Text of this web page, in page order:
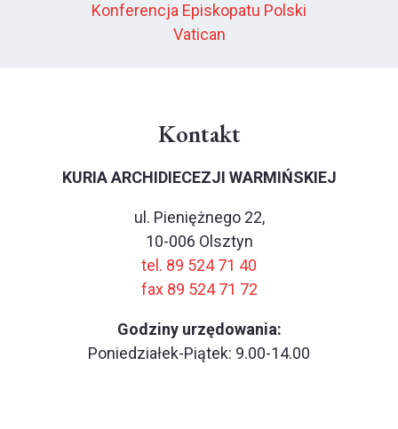
Konferencja Episkopatu Polski
Vatican
Kontakt
KURIA ARCHIDIECEZJI WARMIŃSKIEJ
ul. Pieniężnego 22,
10-006 Olsztyn
tel. 89 524 71 40
fax 89 524 71 72
Godziny urzędowania:
Poniedziałek-Piątek: 9.00-14.00